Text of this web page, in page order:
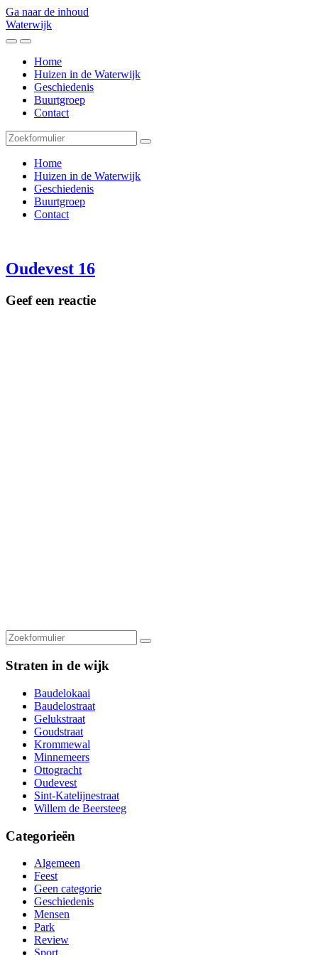
Ga naar de inhoud
Waterwijk
Toggle
mobiele
menu
Toggle
het
zoekveld
Home
Huizen in de Waterwijk
Geschiedenis
Buurtgroep
Contact
Zoeken
Home
Huizen in de Waterwijk
Geschiedenis
Buurtgroep
Contact
Oudevest 16
Geef een reactie
Zoeken
Straten in de wijk
Baudelokaai
Baudelostraat
Gelukstraat
Goudstraat
Krommewal
Minnemeers
Ottogracht
Oudevest
Sint-Katelijnestraat
Willem de Beersteeg
Categorieën
Algemeen
Feest
Geen categorie
Geschiedenis
Mensen
Park
Review